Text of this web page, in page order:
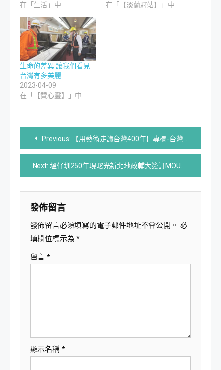
在「生活」中 在「【淡蘭驛站】」中
生命的差異 讓我們看見
台灣有多美麗
2023-04-09
在「【贊心靈】」中
文
章
導
覽
Previous: 【用藝術走讀台灣400年】專欄-台灣台北大稻埕碼頭 ｜文旅 旅遊印記 | 360度環繞
Next: 塭仔圳250年現曙光新北地政輔大簽訂MOU攜手為地方共榮共贏而努力
發佈留言
發佈留言必須填寫的電子郵件地址不會公開。 必
填欄位標示為 *
留言 *
顯示名稱 *